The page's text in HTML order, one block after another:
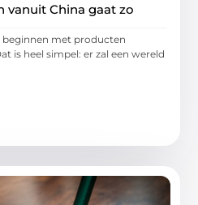
China gaat zo
met producten
is heel simpel: er zal een wereld